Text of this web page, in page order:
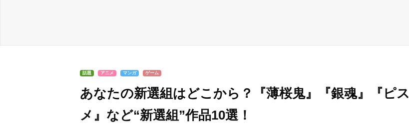
話題 アニメ マンガ ゲーム
あなたの新選組はどこから？『薄桜鬼』『銀魂』『ピス
メ』など“新選組”作品10選！